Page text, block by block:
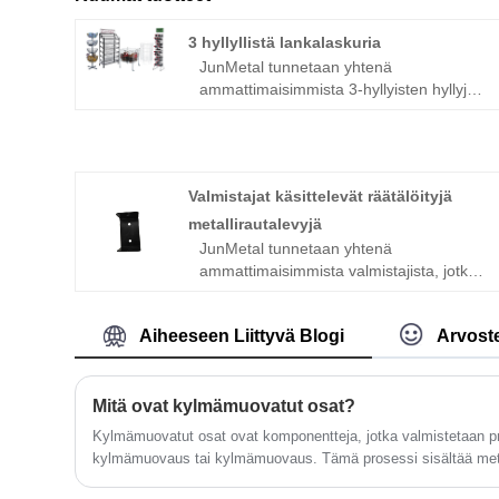
3 hyllyllistä lankalaskuria
JunMetal tunnetaan yhtenä
ammattimaisimmista 3-hyllyisten hyllyjen
tukkukauppiaille kaikkialla maailmassa.
Meillä on oma tehdas ja tarjoamme OEM
/ ODM-palveluita. Emme vain tue
räätälöityjä palveluita, vaan tarjoamme
Valmistajat käsittelevät räätälöityjä
metallirautalevyjä
JunMetal tunnetaan yhtenä
ammattimaisimmista valmistajista, jotka
toimittajia Kiinassa, olemme toimittaneet
korkealaatuisia valmistajia käsittelemään
Kiinassa valmistettuja räätälöityjä
metallirautalevyjä tukkukauppiaille
kaikkialla maailmassa. Meillä on oma
tehdas ja tarjoamme OEM / ODM-
palveluita. Emme vain tue räätälöityjä
palveluita, vaan tarjoamme myös
Aiheeseen Liittyvä Blogi
Mitä ovat kylmämuovatut osat?
Kylmämuovatut osat ovat komponentteja, jotka valmistetaan
kylmämuovaus tai kylmämuovaus. Tämä prosessi sisältää